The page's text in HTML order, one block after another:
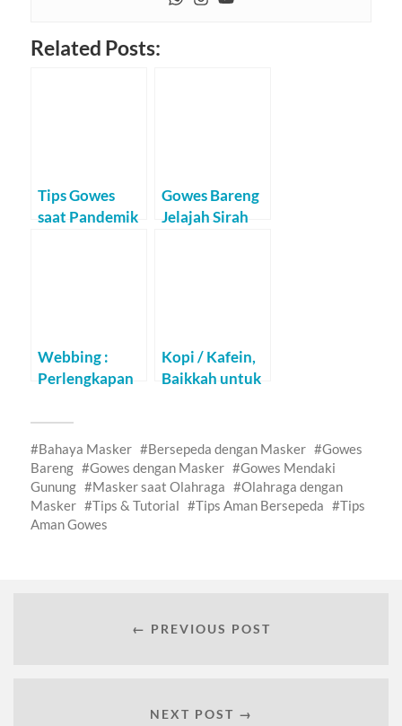
Related Posts:
Tips Gowes
saat Pandemik
Gowes Bareng
Jelajah Sirah
Webbing :
Perlengkapan
Mountain
Bikers
Kopi / Kafein,
Baikkah untuk
Bahaya Masker Bersepeda dengan Masker
Gowes
Bareng
Gowes dengan Masker
Gowes Mendaki
Gunung
Masker saat Olahraga
Olahraga dengan
Masker
Tips & Tutorial Tips Aman Bersepeda
Tips
Aman Gowes
← PREVIOUS POST
NEXT POST →